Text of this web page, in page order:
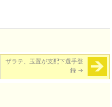
ザラテ、玉置が支配下選手登
録 →